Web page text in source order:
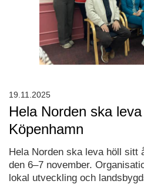
Hela Norden ska
Köpenhamn
Hela Norden ska leva höll sitt
den 6–7 november.
lokal utveckling och
19.11.2025